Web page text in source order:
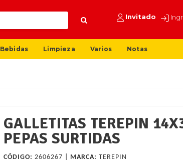
Invitado
Bebidas Limpieza Varios Notas
GALLETITAS TEREPIN
PEPAS SURTIDAS
CÓDIGO: 2606267 | MARCA: TEREPIN